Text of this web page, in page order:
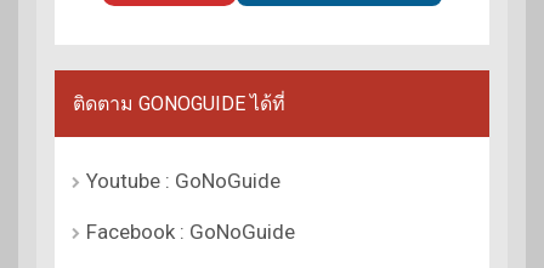
ติดตาม GONOGUIDE ได้ที่
Youtube : GoNoGuide
Facebook : GoNoGuide